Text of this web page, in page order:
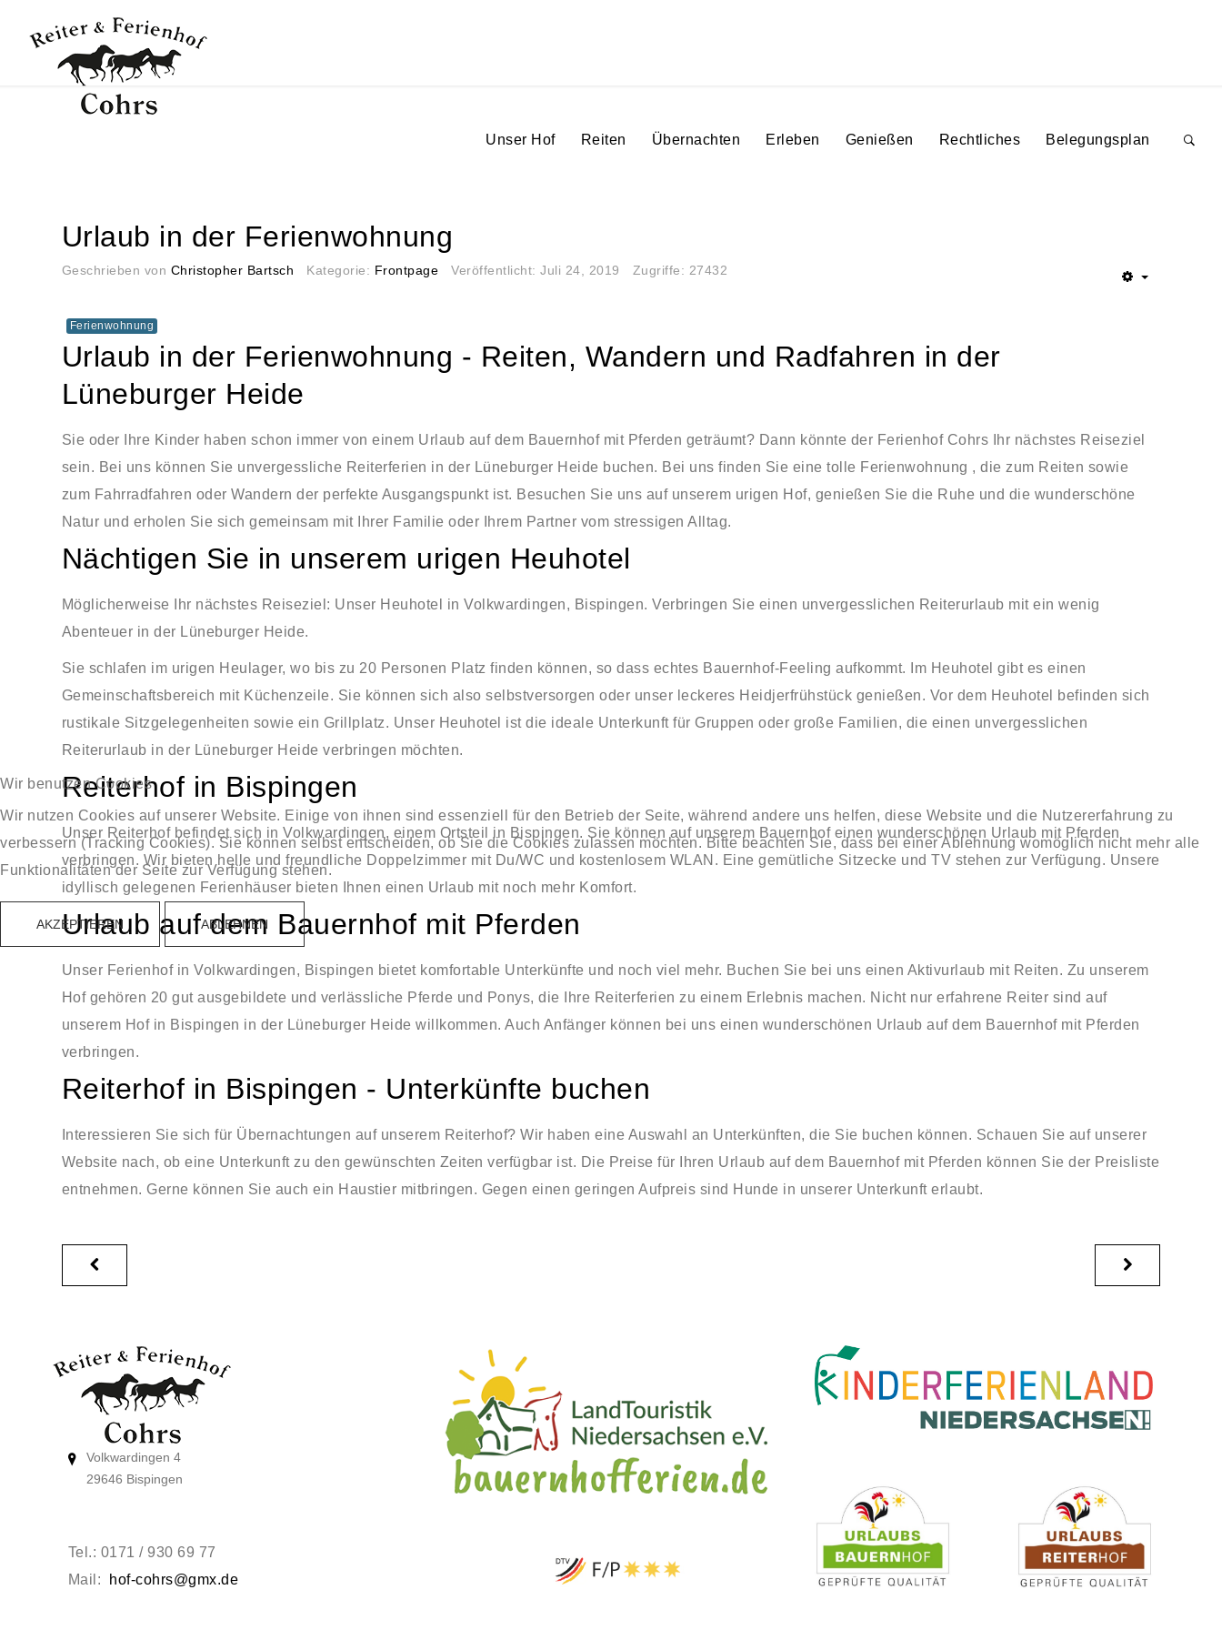
Rechtliches
Belegungsplan
Unser Hof Reiten Übernachten Erleben Genießen Rechtliches Belegungsplan
Urlaub in der Ferienwohnung
Geschrieben von Christopher Bartsch Kategorie: Frontpage Veröffentlicht: Juli 24, 2019 Zugriffe: 27432
Ferienwohnung
Urlaub in der Ferienwohnung - Reiten, Wandern und Radfahren in der
Lüneburger Heide
Sie oder Ihre Kinder haben schon immer von einem Urlaub auf dem Bauernhof mit Pferden geträumt? Dann könnte der Ferienhof Cohrs Ihr nächstes Reiseziel
sein. Bei uns können Sie unvergessliche Reiterferien in der Lüneburger Heide buchen. Bei uns finden Sie eine tolle Ferienwohnung , die zum Reiten sowie
zum Fahrradfahren oder Wandern der perfekte Ausgangspunkt ist. Besuchen Sie uns auf unserem urigen Hof, genießen Sie die Ruhe und die wunderschöne
Natur und erholen Sie sich gemeinsam mit Ihrer Familie oder Ihrem Partner vom stressigen Alltag.
Nächtigen Sie in unserem urigen Heuhotel
Möglicherweise Ihr nächstes Reiseziel: Unser Heuhotel in Volkwardingen, Bispingen. Verbringen Sie einen unvergesslichen Reiterurlaub mit ein wenig
Abenteuer in der Lüneburger Heide.
Sie schlafen im urigen Heulager, wo bis zu 20 Personen Platz finden können, so dass echtes Bauernhof-Feeling aufkommt. Im Heuhotel gibt es einen
Gemeinschaftsbereich mit Küchenzeile. Sie können sich also selbstversorgen oder unser leckeres Heidjerfrühstück genießen. Vor dem Heuhotel befinden sich
rustikale Sitzgelegenheiten sowie ein Grillplatz. Unser Heuhotel ist die ideale Unterkunft für Gruppen oder große Familien, die einen unvergesslichen
Reiterurlaub in der Lüneburger Heide verbringen möchten.
Reiterhof in Bispingen
Unser Reiterhof befindet sich in Volkwardingen, einem Ortsteil in Bispingen. Sie können auf unserem Bauernhof einen wunderschönen Urlaub mit Pferden
verbringen. Wir bieten helle und freundliche Doppelzimmer mit Du/WC und kostenlosem WLAN. Eine gemütliche Sitzecke und TV stehen zur Verfügung. Unsere
idyllisch gelegenen Ferienhäuser bieten Ihnen einen Urlaub mit noch mehr Komfort.
Urlaub auf dem Bauernhof mit Pferden
Unser Ferienhof in Volkwardingen, Bispingen bietet komfortable Unterkünfte und noch viel mehr. Buchen Sie bei uns einen Aktivurlaub mit Reiten. Zu unserem
Hof gehören 20 gut ausgebildete und verlässliche Pferde und Ponys, die Ihre Reiterferien zu einem Erlebnis machen. Nicht nur erfahrene Reiter sind auf
unserem Hof in Bispingen in der Lüneburger Heide willkommen. Auch Anfänger können bei uns einen wunderschönen Urlaub auf dem Bauernhof mit Pferden
verbringen.
Reiterhof in Bispingen - Unterkünfte buchen
Interessieren Sie sich für Übernachtungen auf unserem Reiterhof? Wir haben eine Auswahl an Unterkünften, die Sie buchen können. Schauen Sie auf unserer
Website nach, ob eine Unterkunft zu den gewünschten Zeiten verfügbar ist. Die Preise für Ihren Urlaub auf dem Bauernhof mit Pferden können Sie der Preisliste
entnehmen. Gerne können Sie auch ein Haustier mitbringen. Gegen einen geringen Aufpreis sind Hunde in unserer Unterkunft erlaubt.
Volkwardingen 4
29646 Bispingen
Tel.: 0171 / 930 69 77
Mail:
hof-cohrs@gmx.de
Wir benutzen Cookies
Wir nutzen Cookies auf unserer Website. Einige von ihnen sind essenziell für den Betrieb der Seite, während andere uns helfen, diese Website und die Nutzererfahrung zu
verbessern (Tracking Cookies). Sie können selbst entscheiden, ob Sie die Cookies zulassen möchten. Bitte beachten Sie, dass bei einer Ablehnung womöglich nicht mehr alle
Funktionalitäten der Seite zur Verfügung stehen.
AKZEPTIEREN ABLEHNEN